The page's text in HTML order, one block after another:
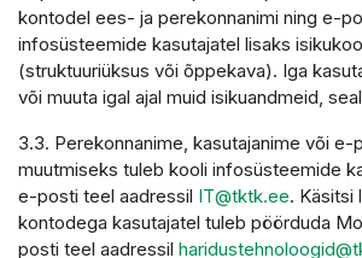
kontodel ees- ja perekonnanimi ning e-
infosüsteemide kasutajatel lisaks
(struktuuriüksus või õppekava). Iga
või muuta igal ajal muid isikuandmeid,
3.3. Perekonnanime, kasutajanime või e-
muutmiseks tuleb kooli infosüsteemide
e-posti teel aadressil IT@tktk.ee. Käsitsi
kontodega kasutajatel tuleb pöörduda
posti teel aadressil